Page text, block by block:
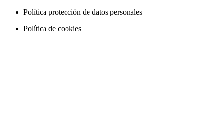
Política protección de datos personales
Política de cookies